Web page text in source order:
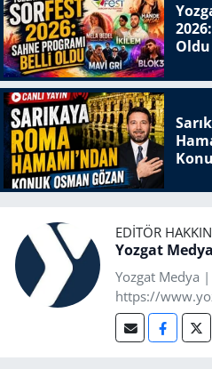
Oldu
EDITÖR
Yozgat Medya
Yozgat Medya |
https://